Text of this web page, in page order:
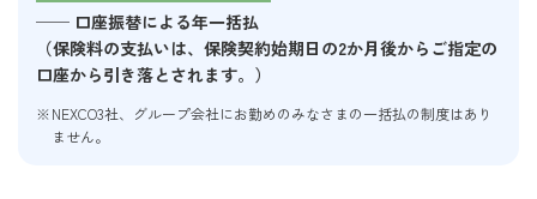
── 口座振替による年一括払
（保険料の支払いは、保険契約始期日の2か月後からご指定の
口座から引き落とされます。）
NEXCO3社、グループ会社にお勤めのみなさまの一括払の制度はあり
ません。